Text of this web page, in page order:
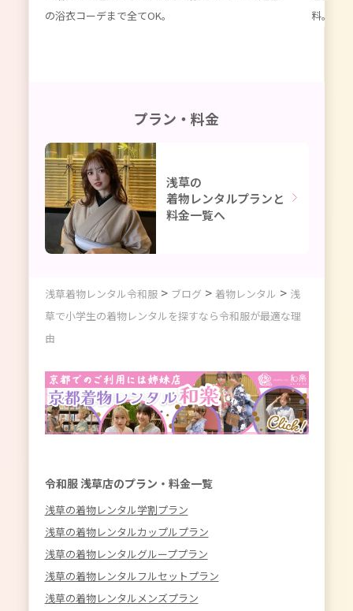
の浴衣コーデまで全てOK。
料。か
プラン・料金
浅草の
着物レンタルプランと
料金一覧へ
浅草着物レンタル令和服> ブログ > 着物レンタル > 浅
草で小学生の着物レンタルを探すなら令和服が最適な理
由
令和服 浅草店のプラン・料金一覧
浅草の着物レンタル学割プラン
浅草の着物レンタルカップルプラン
浅草の着物レンタルグループプラン
浅草の着物レンタルフルセットプラン
浅草の着物レンタルメンズプラン